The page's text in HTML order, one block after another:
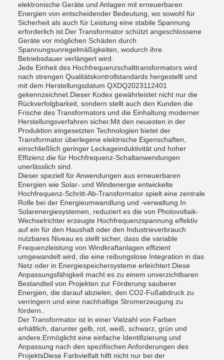
elektronische Geräte und Anlagen mit erneuerbaren
Energien von entscheidender Bedeutung, wo sowohl für
Sicherheit als auch für Leistung eine stabile Spannung
erforderlich ist.Der Transformator schützt angeschlossene
Geräte vor möglichen Schäden durch
Spannungsunregelmäßigkeiten, wodurch ihre
Betriebsdauer verlängert wird.
Jede Einheit des Hochfrequenzschalttransformators wird
nach strengen Qualitätskontrollstandards hergestellt und
mit dem Herstellungsdatum QXDQ2023112401
gekennzeichnet.Dieser Kodex gewährleistet nicht nur die
Rückverfolgbarkeit, sondern stellt auch den Kunden die
Frische des Transformators und die Einhaltung moderner
Herstellungsverfahren sicher.Mit den neuesten in der
Produktion eingesetzten Technologien bietet der
Transformator überlegene elektrische Eigenschaften,
einschließlich geringer Leckageinduktivität und hoher
Effizienz.die für Hochfrequenz-Schaltanwendungen
unerlässlich sind.
Dieser speziell für Anwendungen aus erneuerbaren
Energien wie Solar- und Windenergie entwickelte
Hochfrequenz-Schritt-Ab-Transformator spielt eine zentrale
Rolle bei der Energieumwandlung und -verwaltung.In
Solarenergiesystemen, reduziert es die von Photovoltaik-
Wechselrichter erzeugte Hochfrequenzspannung effektiv
auf ein für den Haushalt oder den Industrieverbrauch
nutzbares Niveau.es stellt sicher, dass die variable
Frequenzleistung von Windkraftanlagen effizient
umgewandelt wird, die eine reibungslose Integration in das
Netz oder in Energiespeichersysteme erleichtert.Diese
Anpassungsfähigkeit macht es zu einem unverzichtbaren
Bestandteil von Projekten zur Förderung sauberer
Energien, die darauf abzielen, den CO2-Fußabdruck zu
verringern und eine nachhaltige Stromerzeugung zu
fördern..
Der Transformator ist in einer Vielzahl von Farben
erhältlich, darunter gelb, rot, weiß, schwarz, grün und
andere,Ermöglicht eine einfache Identifizierung und
Anpassung nach den spezifischen Anforderungen des
ProjektsDiese Farbvielfalt hilft nicht nur bei der